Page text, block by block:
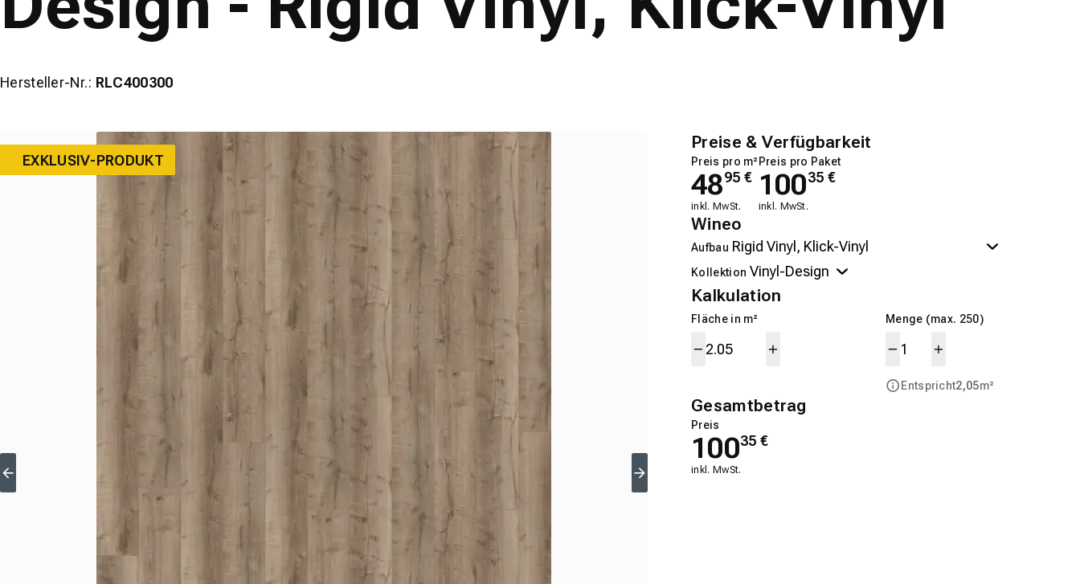
wineo
Hersteller-Nr.: RLC400300
EXKLUSIV-PRODUKT
Preise & Verfügbarkeit
Preis pro m²
4895 €
inkl. MwSt.
Preis pro Paket
10035 €
inkl. MwSt.
Wineo
Aufbau
Kollektion
Kalkulation
Fläche in m² Menge (max. 250)
Entspricht2,05m²
Gesamtbetrag
Preis
10035 €
inkl. MwSt.